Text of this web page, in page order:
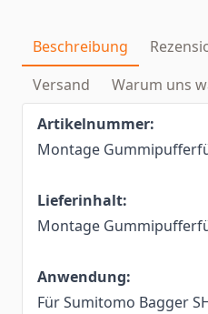
Beschreibung
Versand
Warum uns
Artikelnummer:
Montage
Lieferinhalt:
Montage
Anwendung:
Für Sumitomo Bagger